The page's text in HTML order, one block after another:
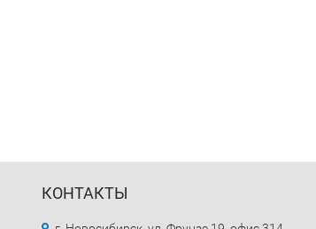
КОНТАКТЫ